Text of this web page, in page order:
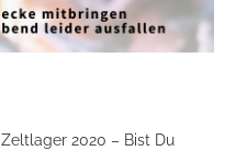
Zeltlager 2020 – Bist Du